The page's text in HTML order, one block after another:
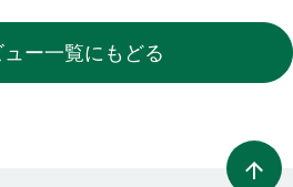
ー一覧にもどる